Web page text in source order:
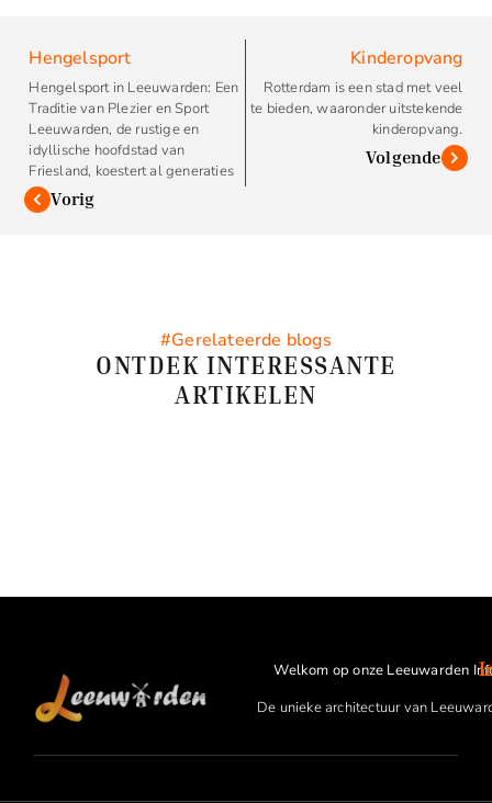
Hengelsport
Hengelsport in Leeuwarden: Een
Traditie van Plezier en Sport
Leeuwarden, de rustige en
idyllische hoofdstad van
Friesland, koestert al generaties
Vorig
Kinderopvang
Rotterdam is een stad met veel
te bieden, waaronder uitstekende
kinderopvang.
Volgende
#Gerelateerde blogs
ONTDEK INTERESSANTE
ARTIKELEN
Welkom op onze Leeuwarden
De unieke architectuur van